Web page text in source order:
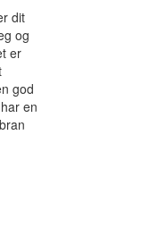
dit
og
er
god
en